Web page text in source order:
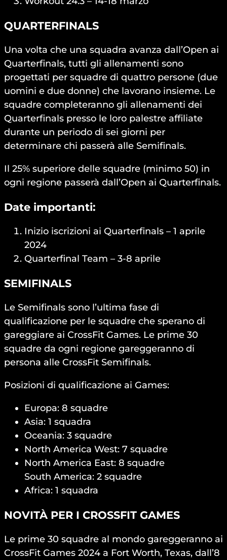
QUARTERFINALS
Una volta che una squadra avanza dall’Open ai
Quarterfinals, tutti gli allenamenti sono
progettati per squadre di quattro persone (due
uomini e due donne) che lavorano insieme. Le
squadre completeranno gli allenamenti dei
Quarterfinals presso le loro palestre affiliate
durante un periodo di sei giorni per
determinare chi passerà alle Semifinals.
Il 25% superiore delle squadre (minimo 50) in
ogni regione passerà dall’Open ai Quarterfinals.
Date importanti:
Inizio iscrizioni ai Quarterfinals – 1 aprile
2024
Quarterfinal Team – 3-8 aprile
SEMIFINALS
Le Semifinals sono l’ultima fase di
qualificazione per le squadre che sperano di
gareggiare ai CrossFit Games. Le prime 30
squadre da ogni regione gareggeranno di
persona alle CrossFit Semifinals.
Posizioni di qualificazione ai Games:
Europa: 8 squadre
Asia: 1 squadra
Oceania: 3 squadre
North America West: 7 squadre
North America East: 8 squadre
South America: 2 squadre
Africa: 1 squadra
NOVITÀ PER I CROSSFIT GAMES
Le prime 30 squadre al mondo gareggeranno ai
CrossFit Games 2024 a Fort Worth, Texas, dall’8